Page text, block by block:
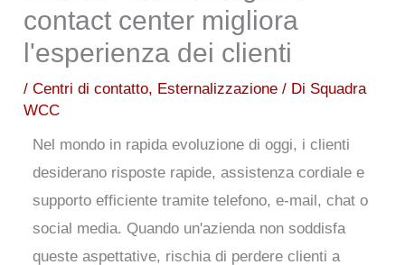
contact center migliora
l'esperienza dei clienti
/Centri di contatto, Esternalizzazione / Di Squadra
WCC
Nel mondo in rapida evoluzione di oggi, i clienti
desiderano risposte rapide, assistenza cordiale e
supporto efficiente tramite telefono, e-mail, chat o
social media. Quando un'azienda non soddisfa
queste aspettative, rischia di perdere clienti a